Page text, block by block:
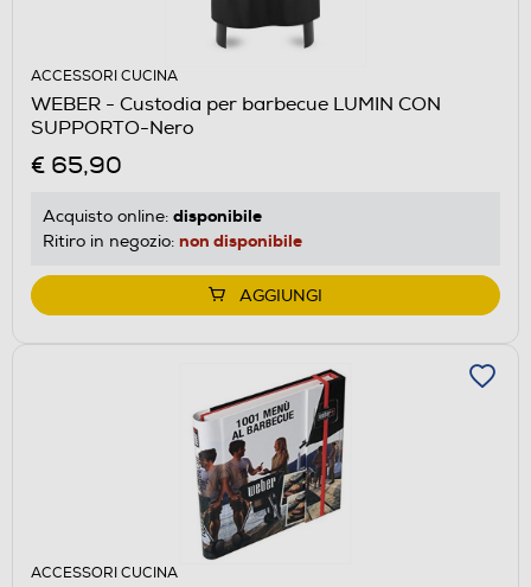
ACCESSORI CUCINA
WEBER - Custodia per barbecue LUMIN CON
SUPPORTO-Nero
€ 65,90
Acquisto online: disponibile
Ritiro in negozio: non disponibile
AGGIUNGI
ACCESSORI CUCINA